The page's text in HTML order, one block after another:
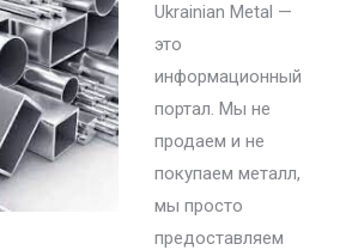
Ukrainian Metal —
это
информационный
портал. Мы не
продаем и не
покупаем металл,
мы просто
предоставляем